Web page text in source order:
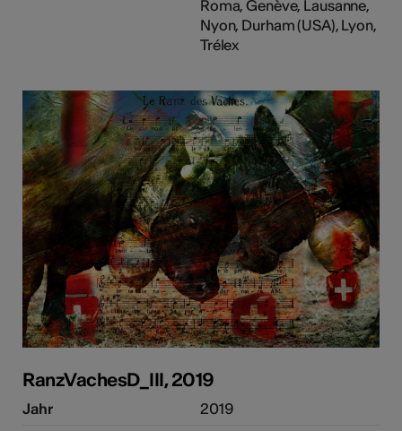
Roma, Genève, Lausanne,
Nyon, Durham (USA), Lyon,
Trélex
RanzVachesD_III, 2019
Jahr
2019